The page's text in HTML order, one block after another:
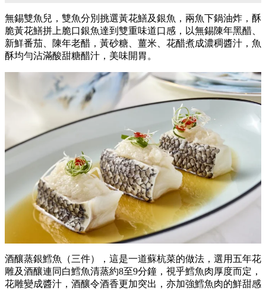
無錫雙魚兒，雙魚分別挑選黃花鱔及銀魚，兩魚下鍋油炸，酥
脆黃花鱔拼上脆口銀魚達到雙重味道口感，以無錫陳年黑醋、
新鮮番茄、陳年老醋，黃砂糖、薑米、花醋煮成濃稠醬汁，魚
酥均勻沾滿酸甜糖醋汁，美味開胃。
酒釀蒸銀鱈魚（三件），這是一道蘇杭菜的做法，選用五年花
雕及酒釀連同白鱈魚清蒸約8至9分鐘，視乎鱈魚肉厚度而定，
花雕變成醬汁，酒釀令酒香更加突出，亦加強鱈魚肉的鮮甜感